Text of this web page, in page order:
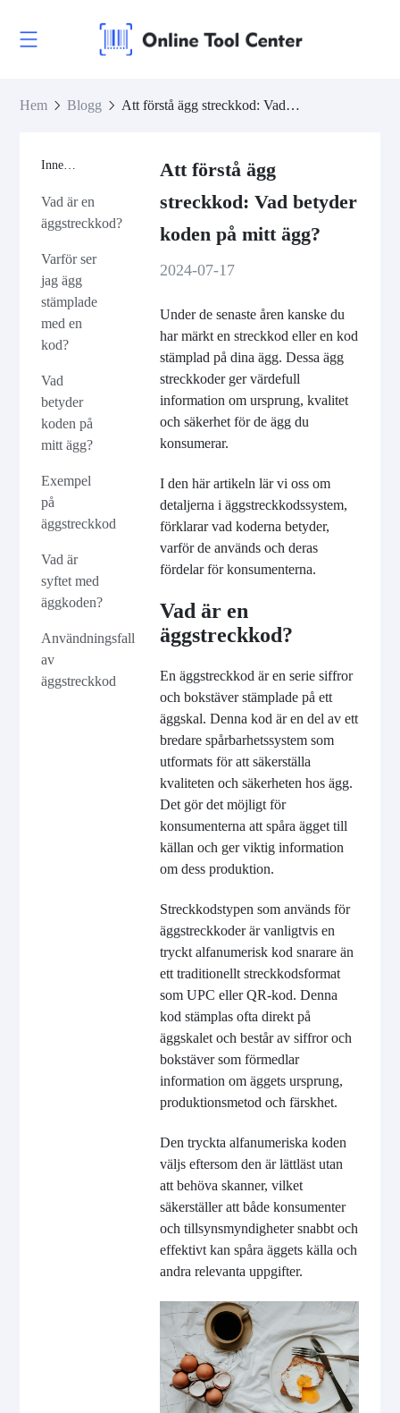
Hem Blogg Att förstå ägg streckkod: Vad betyder koden på mitt ägg?
Innehåll
Vad är en
äggstreckkod?
Varför ser
jag ägg
stämplade
med en
kod?
Vad
betyder
koden på
mitt ägg?
Exempel
på
äggstreckkod
Vad är
syftet med
äggkoden?
Användningsfall
av
äggstreckkod
Att förstå ägg
streckkod: Vad betyder
koden på mitt ägg?
2024-07-17
Under de senaste åren kanske du
har märkt en streckkod eller en kod
stämplad på dina ägg. Dessa ägg
streckkoder ger värdefull
information om ursprung, kvalitet
och säkerhet för de ägg du
konsumerar.
I den här artikeln lär vi oss om
detaljerna i äggstreckkodssystem,
förklarar vad koderna betyder,
varför de används och deras
fördelar för konsumenterna.
Vad är en
äggstreckkod?
En äggstreckkod är en serie siffror
och bokstäver stämplade på ett
äggskal. Denna kod är en del av ett
bredare spårbarhetssystem som
utformats för att säkerställa
kvaliteten och säkerheten hos ägg.
Det gör det möjligt för
konsumenterna att spåra ägget till
källan och ger viktig information
om dess produktion.
Streckkodstypen som används för
äggstreckkoder är vanligtvis en
tryckt alfanumerisk kod snarare än
ett traditionellt streckkodsformat
som UPC eller QR-kod. Denna
kod stämplas ofta direkt på
äggskalet och består av siffror och
bokstäver som förmedlar
information om äggets ursprung,
produktionsmetod och färskhet.
Den tryckta alfanumeriska koden
väljs eftersom den är lättläst utan
att behöva skanner, vilket
säkerställer att både konsumenter
och tillsynsmyndigheter snabbt och
effektivt kan spåra äggets källa och
andra relevanta uppgifter.